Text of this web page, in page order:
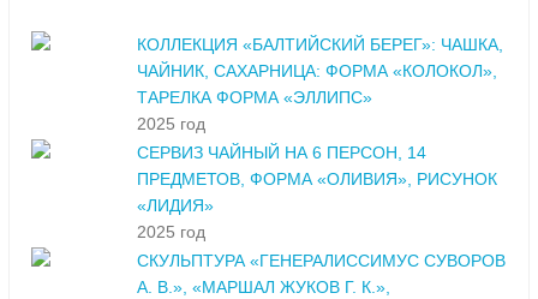
КОЛЛЕКЦИЯ «БАЛТИЙСКИЙ БЕРЕГ»: ЧАШКА,
ЧАЙНИК, САХАРНИЦА: ФОРМА «КОЛОКОЛ»,
ТАРЕЛКА ФОРМА «ЭЛЛИПС»
2025 год
СЕРВИЗ ЧАЙНЫЙ НА 6 ПЕРСОН, 14
ПРЕДМЕТОВ, ФОРМА «ОЛИВИЯ», РИСУНОК
«ЛИДИЯ»
2025 год
СКУЛЬПТУРА «ГЕНЕРАЛИССИМУС СУВОРОВ
А. В.», «МАРШАЛ ЖУКОВ Г. К.»,